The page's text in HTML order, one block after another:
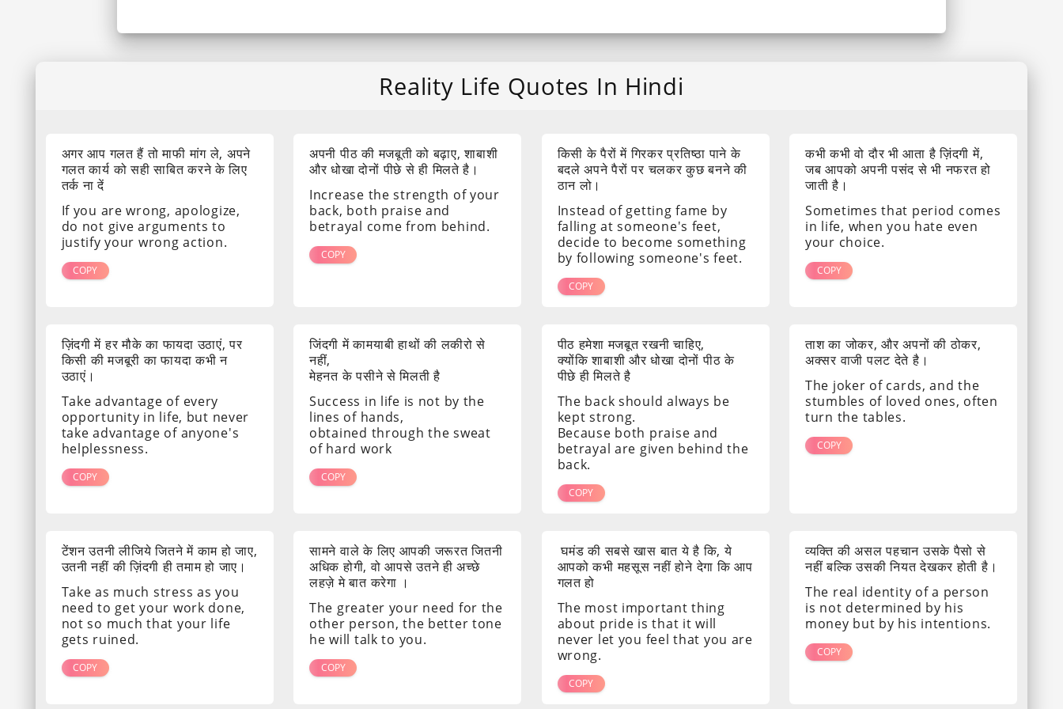
Reality Life Quotes In Hindi
अगर आप गलत हैं तो माफी मांग ले, अपने
गलत कार्य को सही साबित करने के लिए
तर्क ना दें
If you are wrong, apologize,
do not give arguments to
justify your wrong action.
COPY
अपनी पीठ की मजबूती को बढ़ाए, शाबाशी
और धोखा दोनों पीछे से ही मिलते है।
Increase the strength of your
back, both praise and
betrayal come from behind.
COPY
किसी के पैरों में गिरकर प्रतिष्ठा पाने के
बदले अपने पैरों पर चलकर कुछ बनने की
ठान लो।
Instead of getting fame by
falling at someone's feet,
decide to become something
by following someone's feet.
COPY
कभी कभी वो दौर भी आता है ज़िंदगी में,
जब आपको अपनी पसंद से भी नफरत हो
जाती है।
Sometimes that period comes
in life, when you hate even
your choice.
COPY
ज़िंदगी में हर मौके का फायदा उठाएं, पर
किसी की मजबूरी का फायदा कभी न
उठाएं।
Take advantage of every
opportunity in life, but never
take advantage of anyone's
helplessness.
COPY
जिंदगी में कामयाबी हाथों की लकीरो से
नहीं,
मेहनत के पसीने से मिलती है
Success in life is not by the
lines of hands,
obtained through the sweat
of hard work
COPY
पीठ हमेशा मजबूत रखनी चाहिए,
क्योंकि शाबाशी और धोखा दोनों पीठ के
पीछे ही मिलते है
The back should always be
kept strong.
Because both praise and
betrayal are given behind the
back.
COPY
ताश का जोकर, और अपनों की ठोकर,
अक्सर वाजी पलट देते है।
The joker of cards, and the
stumbles of loved ones, often
turn the tables.
COPY
टेंशन उतनी लीजिये जितने में काम हो जाए,
उतनी नहीं की ज़िंदगी ही तमाम हो जाए।
Take as much stress as you
need to get your work done,
not so much that your life
gets ruined.
COPY
सामने वाले के लिए आपकी जरूरत जितनी
अधिक होगी, वो आपसे उतने ही अच्छे
लहज़े मे बात करेगा ।
The greater your need for the
other person, the better tone
he will talk to you.
COPY
घमंड की सबसे खास बात ये है कि, ये
आपको कभी महसूस नहीं होने देगा कि आप
गलत हो
The most important thing
about pride is that it will
never let you feel that you are
wrong.
COPY
व्यक्ति की असल पहचान उसके पैसो से
नहीं बल्कि उसकी नियत देखकर होती है।
The real identity of a person
is not determined by his
money but by his intentions.
COPY